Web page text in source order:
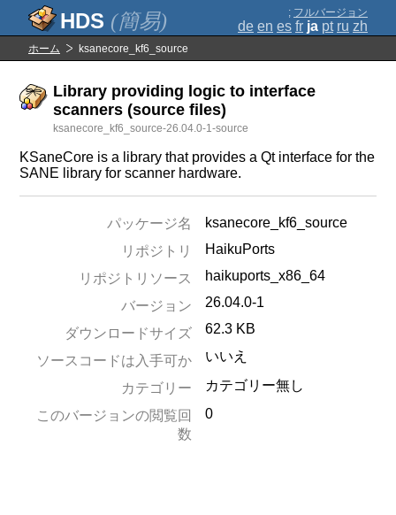
(簡易) ; フルバージョン
de en es fr ja pt ru zh
ホーム ksanecore_kf6_source
Library providing logic to interface
scanners (source files)
ksanecore_kf6_source-26.04.0-1-source
KSaneCore is a library that provides a Qt interface for the
SANE library for scanner hardware.
パッケージ名
ksanecore_kf6_source
リポジトリ
HaikuPorts
リポジトリソース
haikuports_x86_64
バージョン
26.04.0-1
ダウンロードサイズ 62.3 KB
ソースコードは入手可か いいえ
カテゴリー
カテゴリー無し
このバージョンの閲覧回
数
0